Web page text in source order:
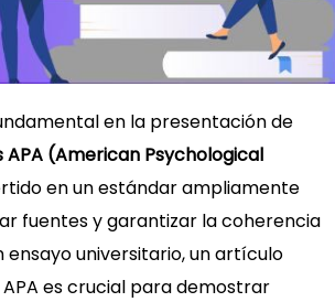
en la presentación de
APA (American Psychological
en un estándar ampliamente
fuentes y garantizar la coherencia
ensayo universitario, un artículo
es crucial para demostrar